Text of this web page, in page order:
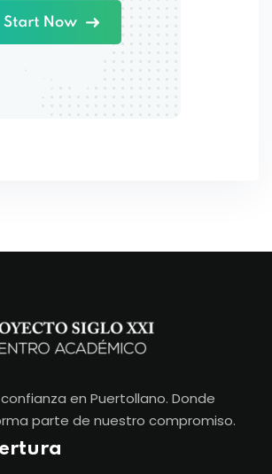
en Puertollano. Donde
parte de nuestro compromiso.